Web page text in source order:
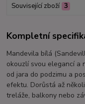
Související zboží 3
Kompletní
Mandevila bílá
okouzlí svou elegancí a
od jara do podzimu a
efektu. Dorůstá až
treláže, balkony nebo